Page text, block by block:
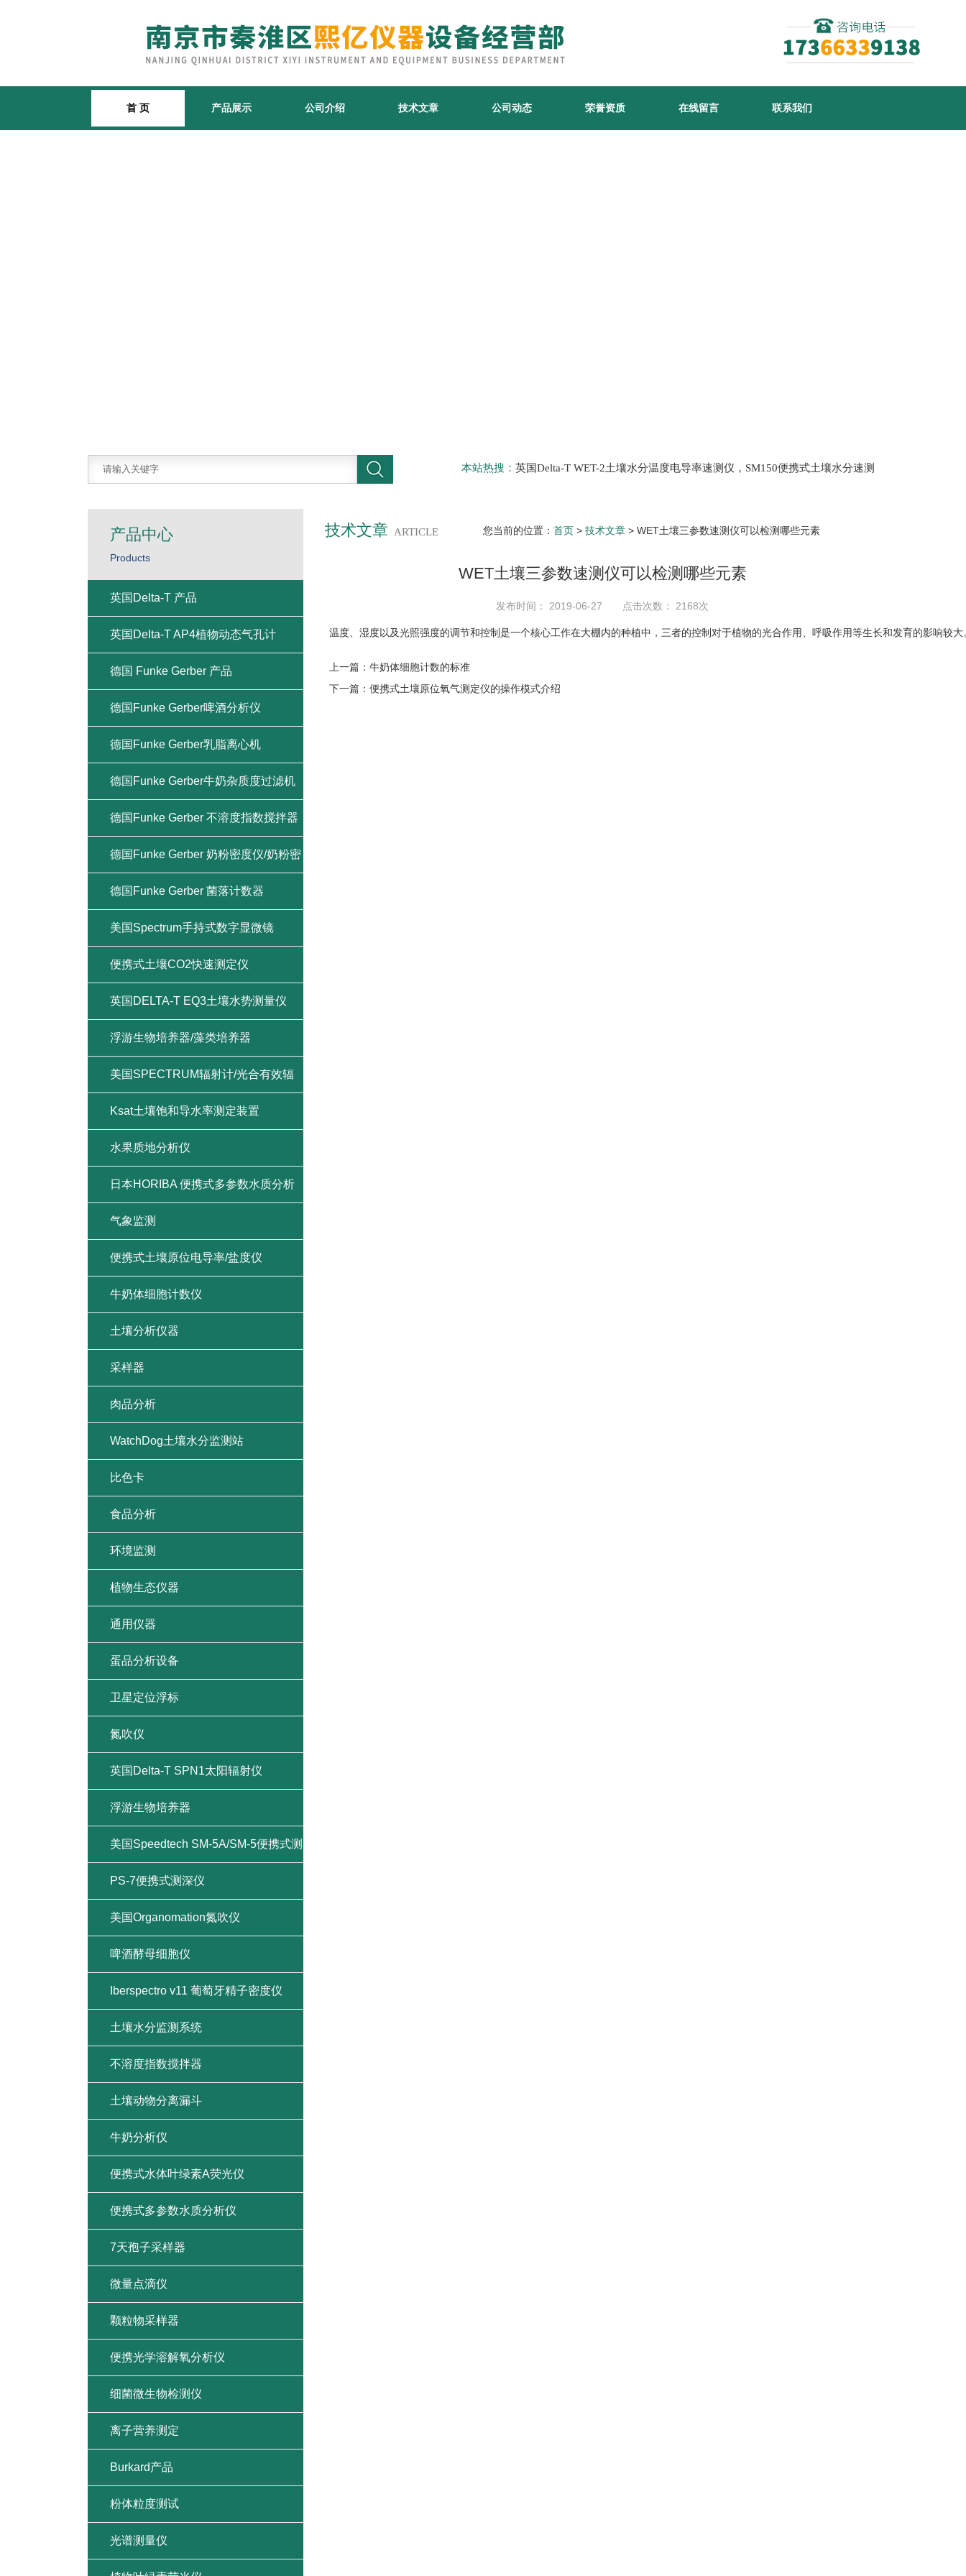
首 页 产品展示 公司介绍 技术文章 公司动态 荣誉资质 在线留言 联系我们
本站热搜： 英国Delta-T WET-2土壤水分温度电导率速测仪，SM150便携式土壤水分速测
技术文章 ARTICLE 您当前的位置： 首页 > 技术文章 > WET土壤三参数速测仪可以检测哪些元素
WET土壤三参数速测仪可以检测哪些元素
发布时间： 2019-06-27 点击次数： 2168次
温度、湿度以及光照强度的调节和控制是一个核心工作在大棚内的种植中，三者的控制对于植物的光合作用、呼吸作用等生长和发育的影响
上一篇： 牛奶体细胞计数的标准
下一篇： 便携式土壤原位氧气测定仪的操作模式介绍
产品中心
Products
英国Delta-T 产品
英国Delta-T AP4植物动态气孔计
德国 Funke Gerber 产品
德国Funke Gerber啤酒分析仪
德国Funke Gerber乳脂离心机
德国Funke Gerber牛奶杂质度过滤机
德国Funke Gerber 不溶度指数搅拌器
德国Funke Gerber 奶粉密度仪/奶粉密
度计
德国Funke Gerber 菌落计数器
美国Spectrum手持式数字显微镜
便携式土壤CO2快速测定仪
英国DELTA-T EQ3土壤水势测量仪
浮游生物培养器/藻类培养器
美国SPECTRUM辐射计/光合有效辐
射/紫外辐射/总辐射
Ksat土壤饱和导水率测定装置
水果质地分析仪
日本HORIBA 便携式多参数水质分析
仪
气象监测
便携式土壤原位电导率/盐度仪
牛奶体细胞计数仪
土壤分析仪器
采样器
肉品分析
WatchDog土壤水分监测站
比色卡
食品分析
环境监测
植物生态仪器
通用仪器
蛋品分析设备
卫星定位浮标
氮吹仪
英国Delta-T SPN1太阳辐射仪
浮游生物培养器
美国Speedtech SM-5A/SM-5便携式测
深仪
PS-7便携式测深仪
美国Organomation氮吹仪
啤酒酵母细胞仪
Iberspectro v11 葡萄牙精子密度仪
土壤水分监测系统
不溶度指数搅拌器
土壤动物分离漏斗
牛奶分析仪
便携式水体叶绿素A荧光仪
便携式多参数水质分析仪
7天孢子采样器
微量点滴仪
颗粒物采样器
便携光学溶解氧分析仪
细菌微生物检测仪
离子营养测定
Burkard产品
粉体粒度测试
光谱测量仪